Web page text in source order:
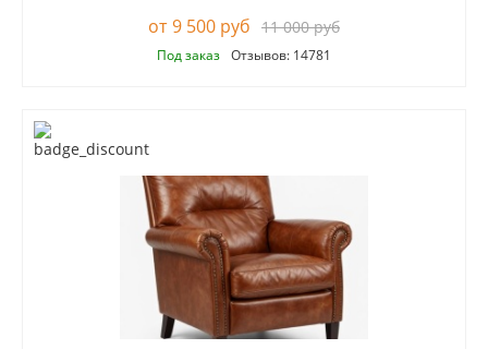
9 500 руб 11 000 руб
Под заказ Отзывов: 14781